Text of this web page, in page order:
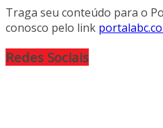
Traga seu conteúdo para o
conosco pelo link
Redes Sociais